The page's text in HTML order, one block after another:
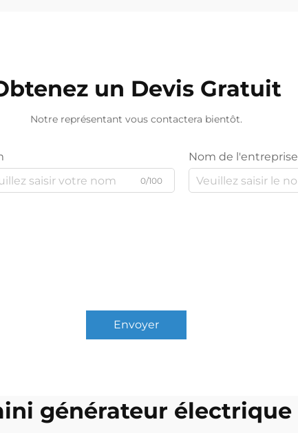
un Devis Gratuit
Notre représentant vous contactera bientôt.
0/100
Nom de l'entreprise
Envoyer
générateur électrique